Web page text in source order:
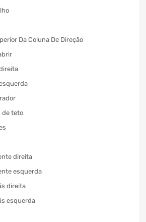
Da Coluna De Direção
de teto
direita
esquerda
direita
esquerda